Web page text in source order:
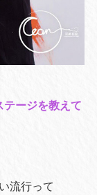
ージを教えて
流行って